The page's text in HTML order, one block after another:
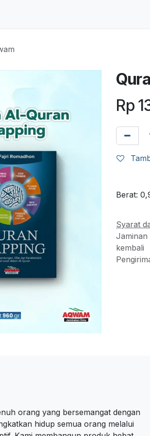
Rp
Berat:
Syarat
kembali
orang yang bersemangat dengan
hidup semua orang melalui